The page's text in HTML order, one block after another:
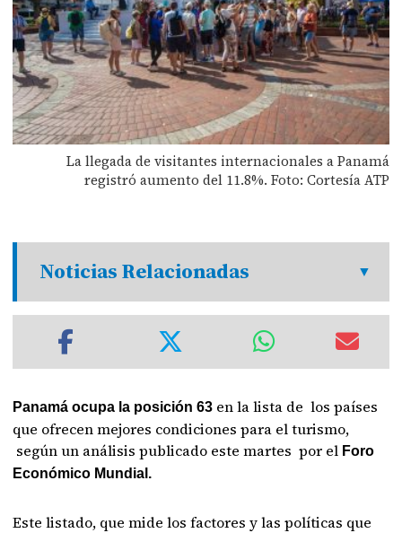
La llegada de visitantes internacionales a Panamá
registró aumento del 11.8%. Foto: Cortesía ATP
Noticias Relacionadas
Panamá ocupa la posición 63 en la lista de los países
que ofrecen mejores condiciones para el turismo,
según un análisis publicado este martes por el Foro
Económico Mundial.
Este listado, que mide los factores y las políticas que